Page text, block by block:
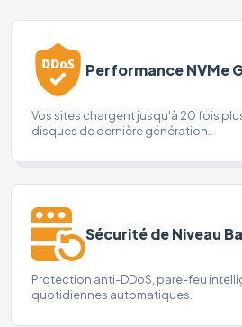
Performance NVMe
Vos sites chargent jusqu'à 20 fois
disques de dernière génération.
Sécurité de Niveau
Protection anti-DDoS, pare-feu
quotidiennes automatiques.